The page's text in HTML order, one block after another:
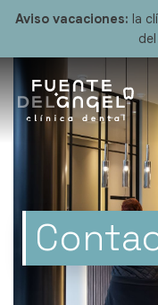
Aviso vacaciones: la